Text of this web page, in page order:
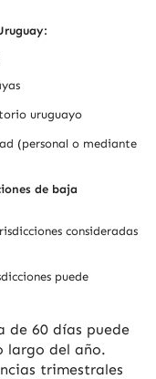
uruguayo
(personal o mediante
de baja
consideradas
puede
de 60 días puede
largo del año.
trimestrales